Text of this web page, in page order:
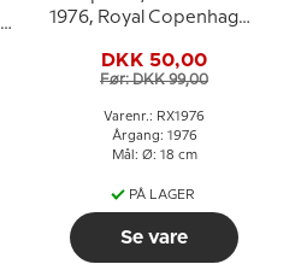
1976, Royal Copenhagen
DKK 50,00
Før: DKK 99,00
Varenr.: RX1976
Årgang: 1976
Mål: Ø: 18 cm
PÅ LAGER
Se vare